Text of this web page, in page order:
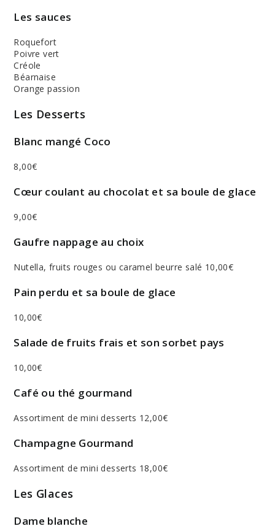
Les sauces
Roquefort
Poivre vert
Créole
Béarnaise
Orange passion
Les Desserts
Blanc mangé Coco
8,00€
Cœur coulant au chocolat et sa boule de glace
9,00€
Gaufre nappage au choix
Nutella, fruits rouges ou caramel beurre salé 10,00€
Pain perdu et sa boule de glace
10,00€
Salade de fruits frais et son sorbet pays
10,00€
Café ou thé gourmand
Assortiment de mini desserts 12,00€
Champagne Gourmand
Assortiment de mini desserts 18,00€
Les Glaces
Dame blanche